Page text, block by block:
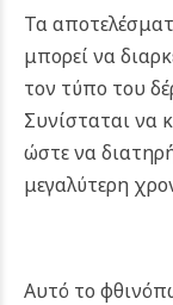
Τα
μπορεί να
τον τύπο του
Συνίσταται να
ώστε να
μεγαλύτερη
Αυτό το